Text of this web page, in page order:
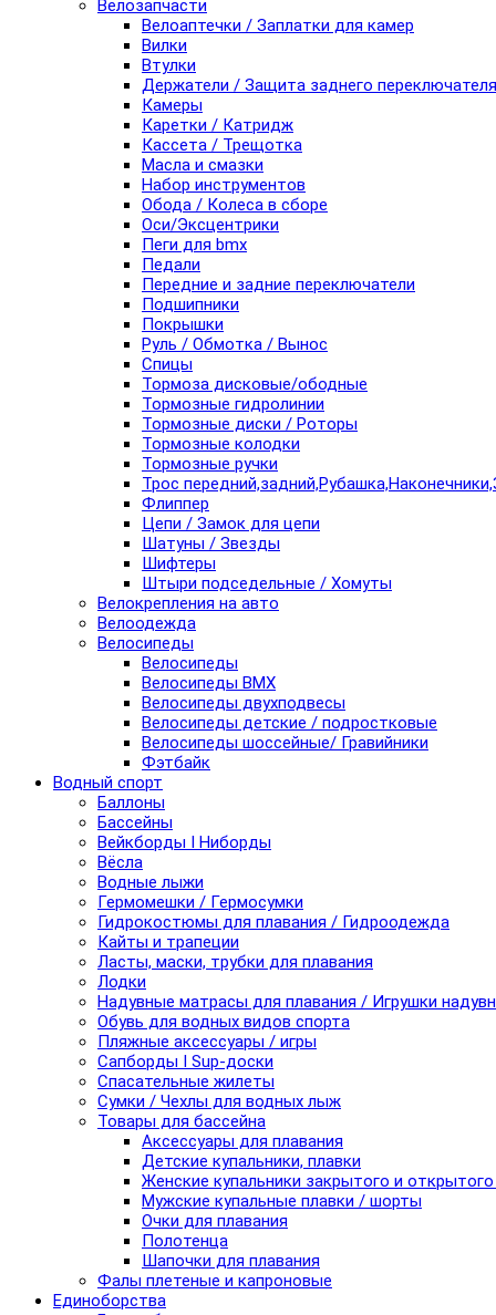
Велозапчасти
Велоаптечки / Заплатки для камер
Вилки
Втулки
Держатели / Защита заднего переключателя
Камеры
Каретки / Катридж
Кассета / Трещотка
Масла и смазки
Набор инструментов
Обода / Колеса в сборе
Оси/Эксцентрики
Пеги для bmx
Педали
Передние и задние переключатели
Подшипники
Покрышки
Руль / Обмотка / Вынос
Спицы
Тормоза дисковые/ободные
Тормозные гидролинии
Тормозные диски / Роторы
Тормозные колодки
Тормозные ручки
Трос
Флиппер
Цепи / Замок для цепи
Шатуны / Звезды
Шифтеры
Штыри подседельные / Хомуты
Велокрепления на авто
Велоодежда
Велосипеды
Велосипеды
Велосипеды BMX
Велосипеды двухподвесы
Велосипеды детские / подростковые
Велосипеды шоссейные/ Гравийники
Фэтбайк
Водный спорт
Баллоны
Бассейны
Вейкборды I Ниборды
Вёсла
Водные лыжи
Гермомешки / Гермосумки
Гидрокостюмы для плавания / Гидроодежда
Кайты и трапеции
Ласты, маски, трубки для плавания
Лодки
Надувные матрасы для плавания / Игрушки
Обувь для водных видов спорта
Пляжные аксессуары / игры
Сапборды I Sup-доски
Спасательные жилеты
Сумки / Чехлы для водных лыж
Товары для бассейна
Аксессуары для плавания
Детские купальники, плавки
Женские купальники закрытого и
Мужские купальные плавки / шорты
Очки для плавания
Полотенца
Шапочки для плавания
Фалы плетеные и капроновые
Единоборства